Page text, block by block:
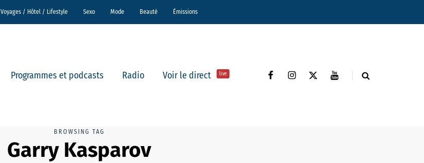
Voyages / Hôtel / Lifestyle Sexo Mode Beauté Émissions
Programmes et podcasts Radio Voir le direct live
BROWSING TAG
Garry Kasparov